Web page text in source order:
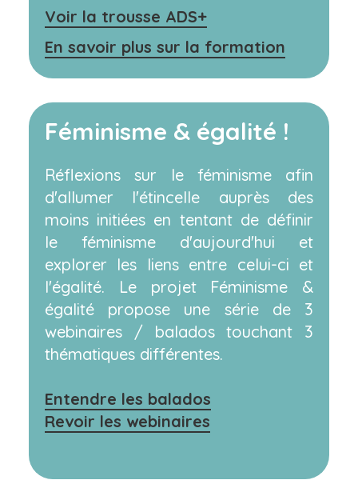
Voir la trousse ADS+
En savoir plus sur la formation
Féminisme & égalité !
Réflexions sur le féminisme afin
d'allumer l'étincelle auprès des
moins initiées en tentant de définir
le féminisme d'aujourd'hui et
explorer les liens entre celui-ci et
l'égalité. Le projet Féminisme &
égalité propose une série de 3
webinaires / balados touchant 3
thématiques différentes.
Entendre les balados
Revoir les webinaires